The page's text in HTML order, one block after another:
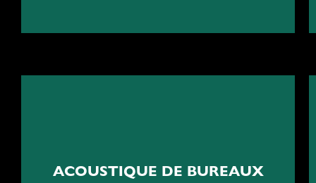
ACOUSTIQUE DE BUREAUX